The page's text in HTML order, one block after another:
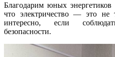
Благодарим юных
что электричество — это не
интересно, если
безопасности.